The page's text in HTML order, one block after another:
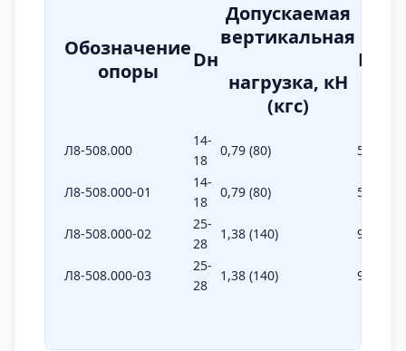
Обозначение
опоры
Dн
Допускаемая
вертикальная
нагрузка, кН
(кгс)
H
Л8-508.000
14-
18
0,79 (80) 50
Л8-508.000-01
14-
18
0,79 (80) 50
Л8-508.000-02
25-
28
1,38 (140) 92
Л8-508.000-03
25-
28
1,38 (140) 92